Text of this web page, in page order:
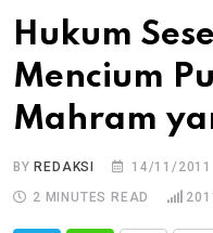
Hukum
Mencium
Mahram
BYREDAKSI 14/11/2011
2 MINUTES READ